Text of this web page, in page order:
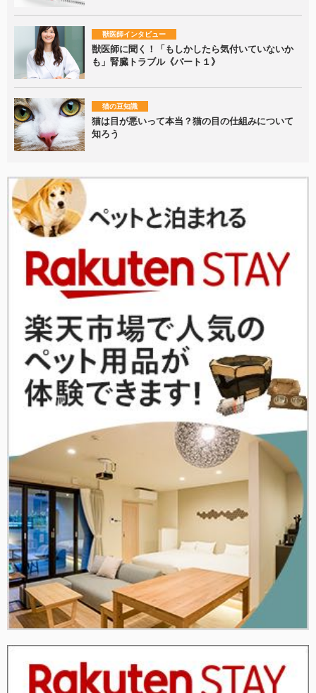
獣医師インタビュー
獣医師に聞く！「もしかしたら気付いていないか
も」腎臓トラブル《パート１》
猫の豆知識
猫は目が悪いって本当？猫の目の仕組みについて
知ろう